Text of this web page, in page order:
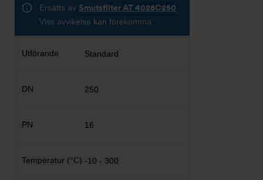
Ersätts av Smutsfilter AT 4028C250
Viss avvikelse kan förekomma
Standard
250
16
-10 - 300